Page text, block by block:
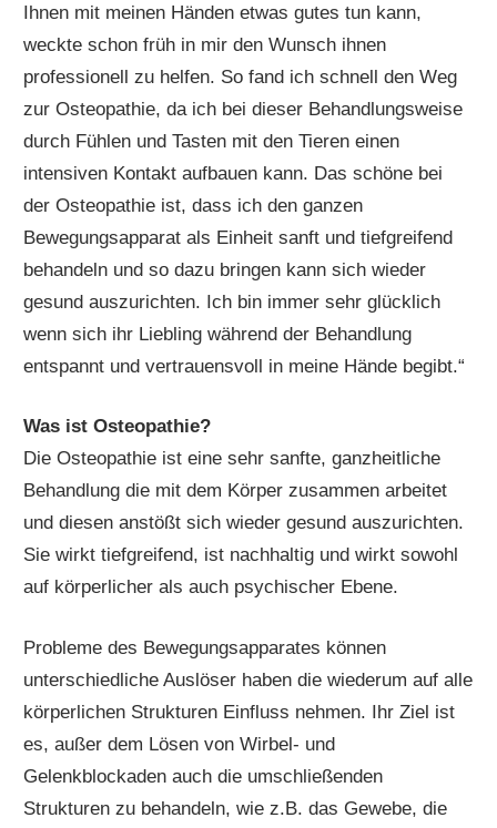
Ihnen mit meinen Händen etwas gutes tun kann,
weckte schon früh in mir den Wunsch ihnen
professionell zu helfen. So fand ich schnell den Weg
zur Osteopathie, da ich bei dieser Behandlungsweise
durch Fühlen und Tasten mit den Tieren einen
intensiven Kontakt aufbauen kann. Das schöne bei
der Osteopathie ist, dass ich den ganzen
Bewegungsapparat als Einheit sanft und tiefgreifend
behandeln und so dazu bringen kann sich wieder
gesund auszurichten. Ich bin immer sehr glücklich
wenn sich ihr Liebling während der Behandlung
entspannt und vertrauensvoll in meine Hände begibt.“
Was ist Osteopathie?
Die Osteopathie ist eine sehr sanfte, ganzheitliche
Behandlung die mit dem Körper zusammen arbeitet
und diesen anstößt sich wieder gesund auszurichten.
Sie wirkt tiefgreifend, ist nachhaltig und wirkt sowohl
auf körperlicher als auch psychischer Ebene.
Probleme des Bewegungsapparates können
unterschiedliche Auslöser haben die wiederum auf alle
körperlichen Strukturen Einfluss nehmen. Ihr Ziel ist
es, außer dem Lösen von Wirbel- und
Gelenkblockaden auch die umschließenden
Strukturen zu behandeln, wie z.B. das Gewebe, die